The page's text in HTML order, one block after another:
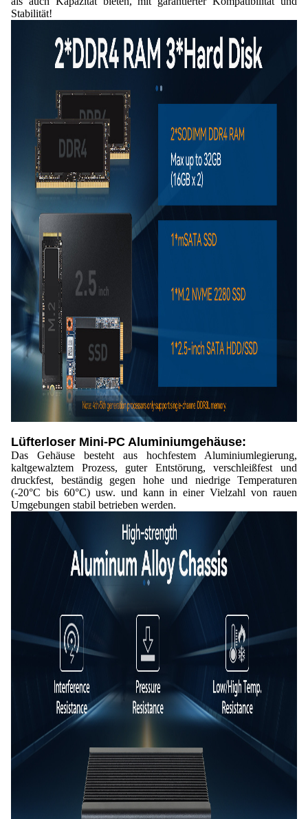
Stabilität!
Lüfterloser Mini-PC Aluminiumgehäuse:
Das Gehäuse besteht aus hochfestem Aluminiumlegierung,
kaltgewalztem Prozess, guter Entstörung, verschleißfest und
druckfest, beständig gegen hohe und niedrige Temperaturen
(-20°C bis 60°C) usw. und kann in einer Vielzahl von rauen
Umgebungen stabil betrieben werden.